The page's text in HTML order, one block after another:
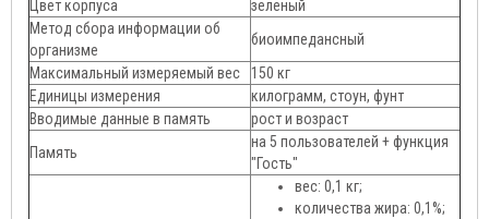
Цвет корпуса
зеленый
Метод сбора информации об
организме
биоимпедансный
Максимальный измеряемый вес
150 кг
Единицы измерения
килограмм, стоун, фунт
Вводимые данные в память
рост и возраст
Память
на 5 пользователей + функция
"Гость"
вес: 0,1 кг;
количества жира: 0,1%;